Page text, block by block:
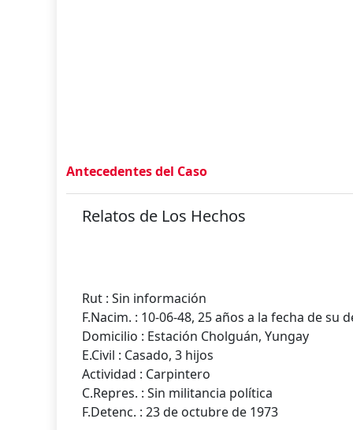
Antecedentes del Caso
Relatos de Los Hechos
Rut : Sin información
F.Nacim. : 10-06-48, 25 años a la fecha de su
Domicilio : Estación Cholguán, Yungay
E.Civil : Casado, 3 hijos
Actividad : Carpintero
C.Repres. : Sin militancia política
F.Detenc. : 23 de octubre de 1973